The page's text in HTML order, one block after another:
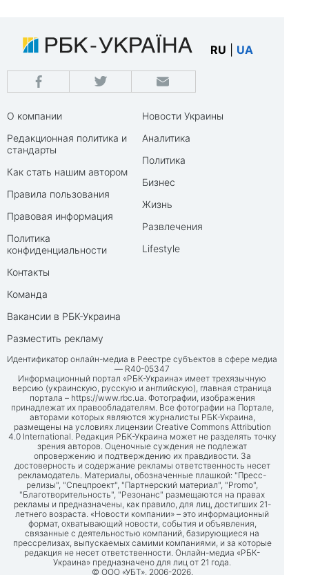
RU UA
О компании
Редакционная политика и
стандарты
Как стать нашим автором
Правила пользования
Правовая информация
Политика
конфиденциальности
Контакты
Команда
Вакансии в РБК-Украина
Разместить рекламу
Новости Украины
Аналитика
Политика
Бизнес
Жизнь
Развлечения
Lifestyle
Идентификатор онлайн-медиа в Реестре субъектов в сфере медиа
— R40-05347
Информационный портал «РБК-Украина» имеет трехязычную
версию (украинскую, русскую и английскую), главная страница
портала – https://www.rbc.ua. Фотографии, изображения
принадлежат их правообладателям. Все фотографии на Портале,
авторами которых являются журналисты РБК-Украина,
размещены на условиях лицензии Creative Commons Attribution
4.0 International. Редакция РБК-Украина может не разделять точку
зрения авторов. Оценочные суждения не подлежат
опровержению и подтверждению их правдивости. За
достоверность и содержание рекламы ответственность несет
рекламодатель. Материалы, обозначенные плашкой: "Пресс-
релизы", "Спецпроект", "Партнерский материал", "Promo",
"Благотворительность", "Резонанс" размещаются на правах
рекламы и предназначены, как правило, для лиц, достигших 21-
летнего возраста. «Новости компании» – это информационный
формат, охватывающий новости, события и объявления,
связанные с деятельностью компаний, базирующиеся на
прессрелизах, выпускаемых самими компаниями, и за которые
редакция не несет ответственности. Онлайн-медиа «РБК-
Украина» предназначено для лиц от 21 года.
© ООО «УБТ», 2006-2026.